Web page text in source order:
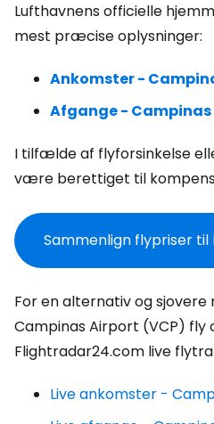
Lufthavnens officielle
mest præcise oplysninger:
Ankomster -
Afgange -
I tilfælde af flyforsinkelse
være berettiget til
Sammenlign flypriser til
For en alternativ og
Campinas Airport (VCP) fly
Flightradar24.com live
Live ankomster -